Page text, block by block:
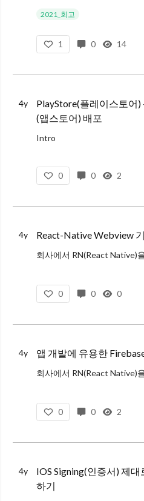
Intro(생각해보기)
2021_회고
1 0 14
4y
PlayStore(플레이스토어)
(앱스토어) 배포
Intro
0 0 2
4y React-Native Webview
0 0 0
4y 앱 개발에 유용한
0 0 2
4y
IOS Signing(인증서) 제대
하기